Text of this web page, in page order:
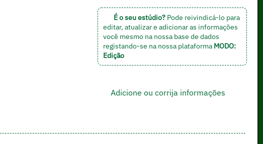
É o seu estúdio?Pode reivindicá-lo para
editar, atualizar e adicionar as informações
você mesmo na nossa base de dados
registando-se na nossa plataforma MODO:
Edição
Adicione ou corrija informações